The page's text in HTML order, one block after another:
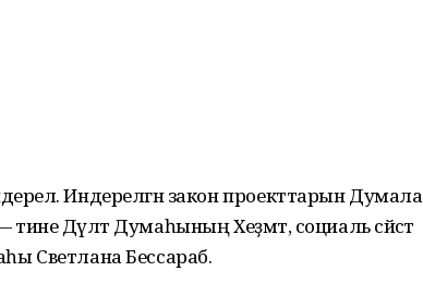
Индерелгән закон проекттарын Думала
Дәүләт Думаһының Хеҙмәт, социаль сәйәсәт
Светлана Бессараб.